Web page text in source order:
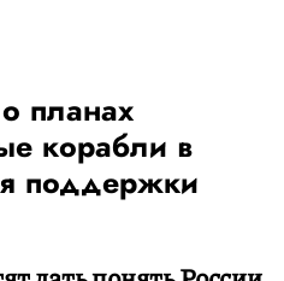
планах
корабли в
поддержки